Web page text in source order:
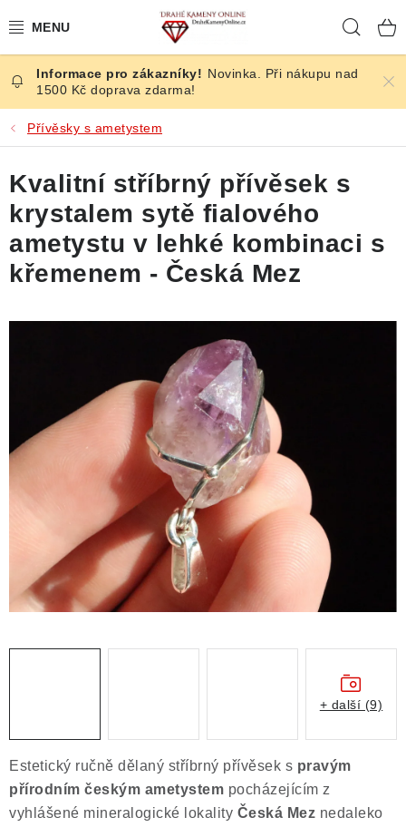
na
ČESKÉ KAMENY
ŠPERKY
KAMENY ZE SVĚTA
BROUŠENÉ
SLEVY
NALEZIŠTĚ
VIDEOGALERIE
KONTAKT
Formulář pro odstoupení od smlouvy
Novinka. Při nákupu nad
1500 Kč doprava zdarma!
Přívěsky s ametystem
Estetický ručně dělaný stříbrný přívěsek s pravým
přírodním českým ametystem pocházejícím z
vyhlášené mineralogické lokality Česká Mez nedaleko
Kvalitní stříbrný přívěsek s
krystalem sytě fialového
ametystu v lehké kombinaci s
křemenem - Česká Mez
+ další (9)